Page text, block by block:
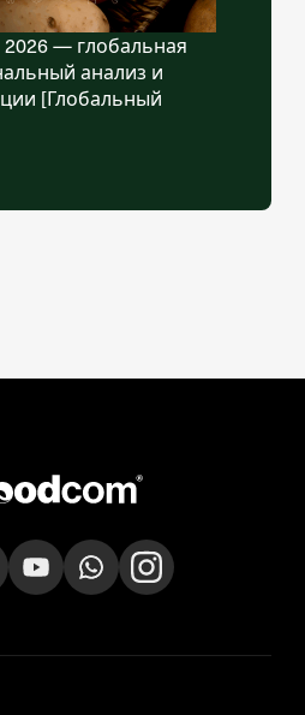
— глобальная
анализ и
[Глобальный